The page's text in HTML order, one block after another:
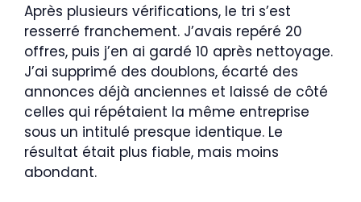
Après plusieurs vérifications, le tri s’est
resserré franchement. J’avais repéré 20
offres, puis j’en ai gardé 10 après nettoyage.
J’ai supprimé des doublons, écarté des
annonces déjà anciennes et laissé de côté
celles qui répétaient la même entreprise
sous un intitulé presque identique. Le
résultat était plus fiable, mais moins
abondant.